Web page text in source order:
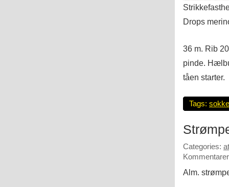
Drops
36 m. Rib
pinde.
tåen starter.
Tags:
Categories:
Alm.